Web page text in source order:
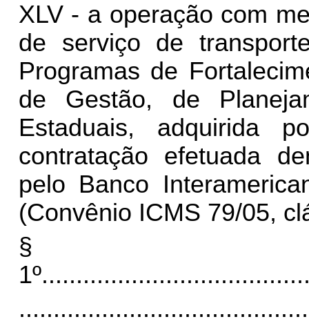
XLV - a operação com
de serviço de
Programas de
de Gestão, de
Estaduais, adquirida
contratação efetuada
pelo Banco
(Convênio ICMS 79/05,
§
1º